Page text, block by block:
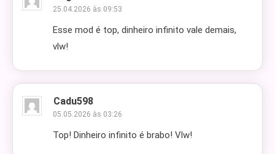
25.04.2026 às 09:53
Esse mod é top, dinheiro infinito vale demais,
vlw!
Cadu598
05.05.2026 às 03:26
Top! Dinheiro infinito é brabo! Vlw!